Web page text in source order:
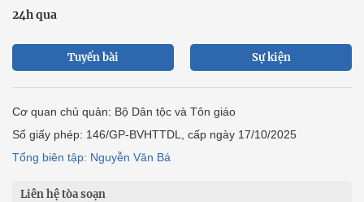
24h qua
Tuyến bài Sự kiện
Cơ quan chủ quản: Bộ Dân tộc và Tôn giáo
Số giấy phép: 146/GP-BVHTTDL, cấp ngày 17/10/2025
Tổng biên tập: Nguyễn Văn Bá
Liên hệ tòa soạn